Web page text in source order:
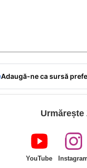
Adaugă-ne ca sursă
Urmărește
YouTube